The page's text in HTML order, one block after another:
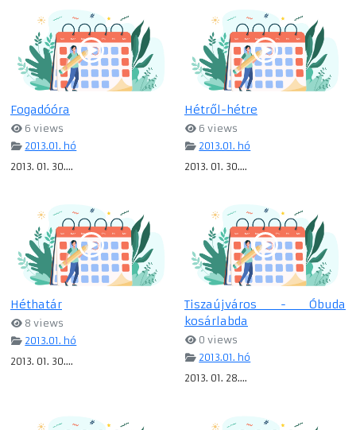
Fogadóóra
6 views
2013.01. hó
2013. 01. 30....
Hétről-hétre
6 views
2013.01. hó
2013. 01. 30....
Héthatár
8 views
2013.01. hó
2013. 01. 30....
Tiszaújváros - Óbuda
kosárlabda
0 views
2013.01. hó
2013. 01. 28....